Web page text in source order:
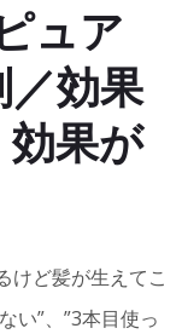
ュア
／効果
果が
けど髪が生えてこ
い”、”3本目使っ